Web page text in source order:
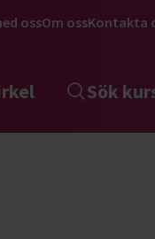
ossOm ossKontakta
Sök